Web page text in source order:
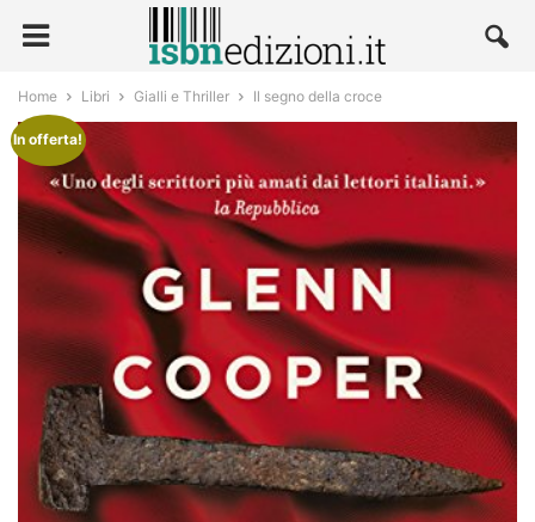
Home Libri Gialli e Thriller Il segno della croce
In offerta!